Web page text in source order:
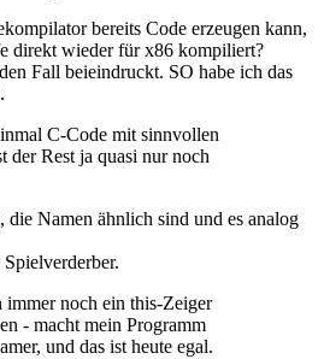
bereits Code erzeugen kann,
direkt wieder für x86 kompiliert?
Fall beieindruckt. SO habe ich das
C-Code mit sinnvollen
der Rest ja quasi nur noch
die Namen ähnlich sind und es analog
immer noch ein this-Zeiger
- macht mein Programm
und das ist heute egal.